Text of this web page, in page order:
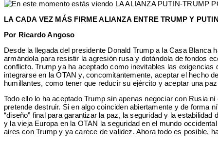
LA CADA VEZ MÁS FIRME ALIANZA ENTRE TRUMP Y
Por Ricardo Angoso
Desde la llegada del presidente Donald Trump a la Casa
armándola para resistir la agresión rusa y dotándola de fondos
conflicto. Trump ya ha aceptado como inevitables las
integrarse en la OTAN y, concomitantemente, aceptar el hecho
humillantes, como tener que reducir su ejército y aceptar una
Todo ello lo ha aceptado Trump sin apenas negociar con Rusia
pretende destruir. Si en algo coinciden abiertamente y de forma
“diseño” final para garantizar la paz, la seguridad y la
y la vieja Europa en la OTAN la seguridad en el mundo
aires con Trump y ya carece de validez. Ahora todo es posible,